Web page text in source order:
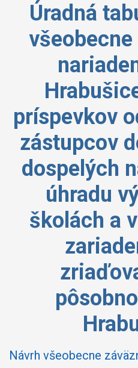
Úradná
príspevkov
zástupcov
dospelých
úhradu
školách a
Návrh všeobecne